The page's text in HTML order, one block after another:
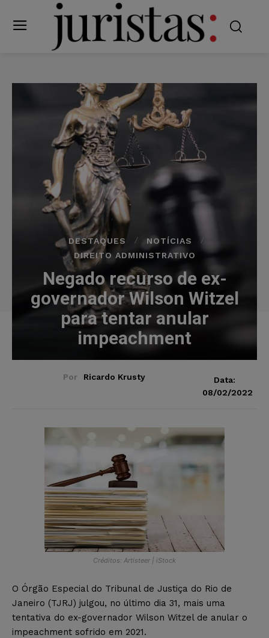
DESTAQUES
NOTÍCIAS
DIREITO ADMINISTRATIVO
Negado recurso de ex-
governador Wilson Witzel
para tentar anular
impeachment
Por Ricardo Krusty
Data:
08/02/2022
Créditos: Artisteer | iStock
O Órgão Especial do Tribunal de Justiça do Rio de
Janeiro (TJRJ) julgou, no último dia 31, mais uma
tentativa do ex-governador Wilson Witzel de anular o
impeachment sofrido em 2021.